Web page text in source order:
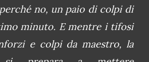
no, un paio di colpi di
minuto. E mentre i tifosi
e colpi da maestro, la